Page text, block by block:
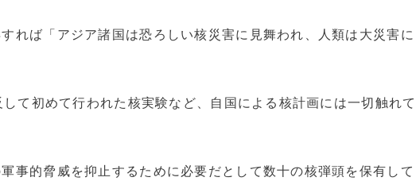
れば「アジア諸国は恐ろしい核災害に見舞われ、人類は大災害に
て初めて行われた核実験など、自国による核計画には一切触れて
事的脅威を抑止するために必要だとして数十の核弾頭を保有して